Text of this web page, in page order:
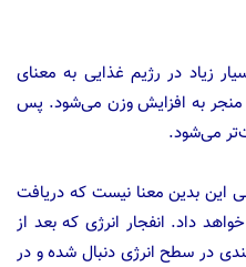
زیاد در رژیم غذایی به معنای
به افزایش وزن می‌شود. پس
می‌شود.
این بدین معنا نیست که دریافت
داد. انفجار انرژی که بعد از
در سطح انرژی دنبال شده و در